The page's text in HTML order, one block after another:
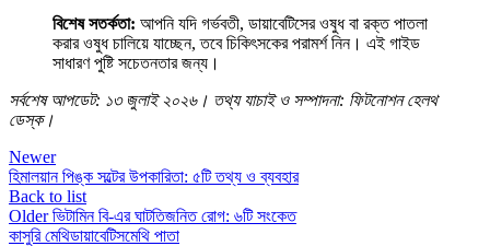
বিশেষ সতর্কতা: আপনি যদি গর্ভবতী, ডায়াবেটিসের ওষুধ বা রক্ত পাতলা
করার ওষুধ চালিয়ে যাচ্ছেন, তবে চিকিৎসকের পরামর্শ নিন। এই গাইড
সাধারণ পুষ্টি সচেতনতার জন্য।
সর্বশেষ আপডেট: ১৩ জুলাই ২০২৬। তথ্য যাচাই ও সম্পাদনা: ফিটনোশন হেলথ
ডেস্ক।
Newer
হিমালয়ান পিঙ্ক সল্টের উপকারিতা: ৫টি তথ্য ও ব্যবহার
Back to list
Older ভিটামিন বি-এর ঘাটতিজনিত রোগ: ৬টি সংকেত
কাসুরি মেথিডায়াবেটিসমেথি পাতা